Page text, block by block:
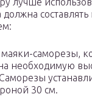
саморезы,
необходимую
30 см.